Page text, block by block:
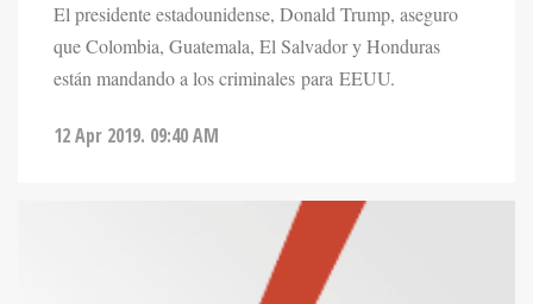
El presidente estadounidense, Donald Trump, aseguro
que Colombia, Guatemala, El Salvador y Honduras
están mandando a los criminales para EEUU.
12 Apr 2019. 09:40 AM